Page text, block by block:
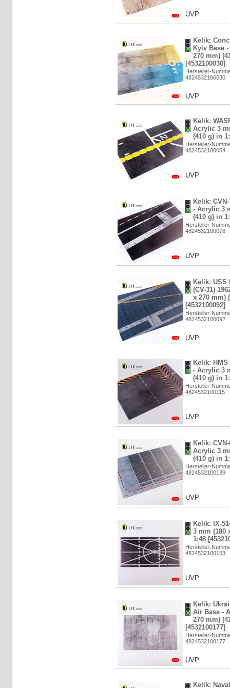
UVP
Kelik:
Kyiv Base
270 mm)
[4532100030]
Hersteller-
4824532100030
UVP
Kelik:
Acrylic 3
(410 g) in
Hersteller-
4824532100054
UVP
Kelik:
- Acrylic 3
(410 g) in
Hersteller-
4824532100078
UVP
Kelik: USS
(CV-31)
x 270 mm)
[4532100092]
Hersteller-
4824532100092
UVP
Kelik:
- Acrylic 3
(410 g) in
Hersteller-
4824532100115
UVP
Kelik:
Acrylic 3
(410 g) in
Hersteller-
4824532100139
UVP
Kelik: IX-
3 mm (180
1:48
Hersteller-
4824532100153
UVP
Kelik:
Air Base -
270 mm)
[4532100177]
Hersteller-
4824532100177
UVP
Kelik: